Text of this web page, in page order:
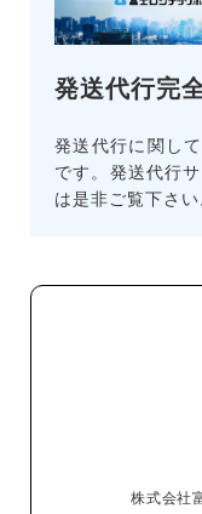
発送代行完
発送代行に関し
です。発送代行
は是非ご覧下さい
株式会社